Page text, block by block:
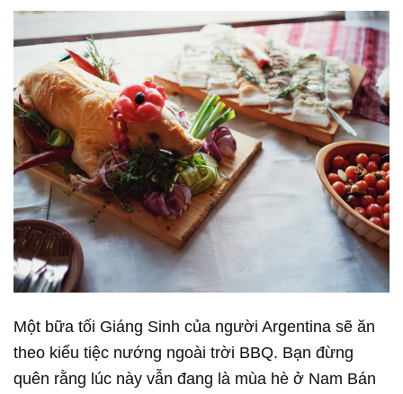
Một bữa tối Giáng Sinh của người Argentina sẽ ăn
theo kiểu tiệc nướng ngoài trời BBQ. Bạn đừng
quên rằng lúc này vẫn đang là mùa hè ở Nam Bán